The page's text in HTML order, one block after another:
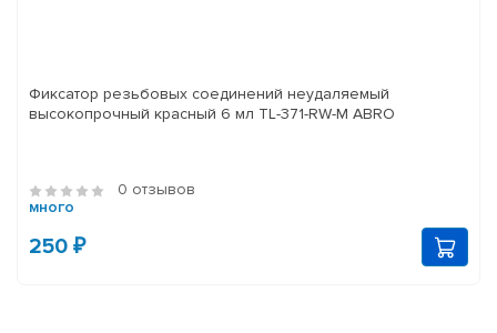
Фиксатор резьбовых соединений неудаляемый
высокопрочный красный 6 мл TL-371-RW-M ABRO
0 отзывов
много
250 ₽